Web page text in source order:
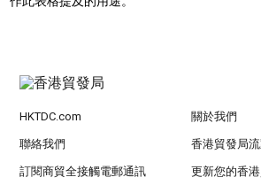
HKTDC.com 關於我們
聯絡我們 香港貿發局
訂閱商貿全接觸電郵通訊 更新您的香